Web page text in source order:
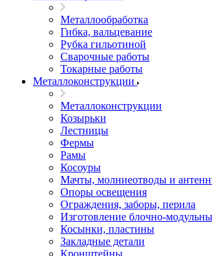
Металлообработка
Гибка, вальцевание
Рубка гильотиной
Сварочные работы
Токарные работы
Металлоконструкции
Металлоконструкции
Козырьки
Лестницы
Фермы
Рамы
Косоуры
Мачты, молниеотводы и
Опоры освещения
Ограждения, заборы, перила
Изготовление блочно-
Косынки, пластины
Закладные детали
Кронштейны